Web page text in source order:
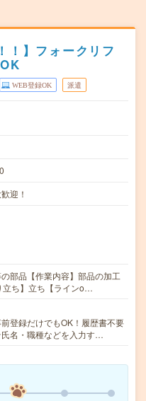
！】フォークリフ
WEB登録OK 派遣
迎！
部品【作業内容】部品の加工
立ち】立ち【ラインo…
登録だけでもOK！履歴書不要
名・職種などを入力す…